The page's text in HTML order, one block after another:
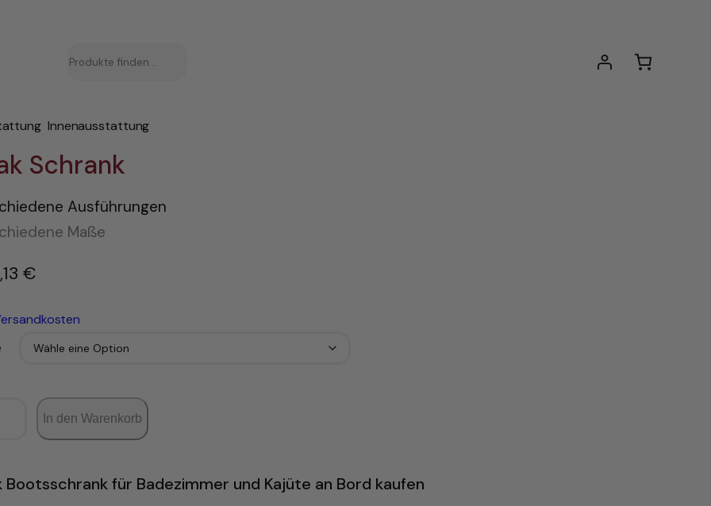
Innenausstattung
Schrank
Ausführungen
Maße
€
In den Warenkorb
Bootsschrank für Badezimmer und Kajüte an Bord kaufen